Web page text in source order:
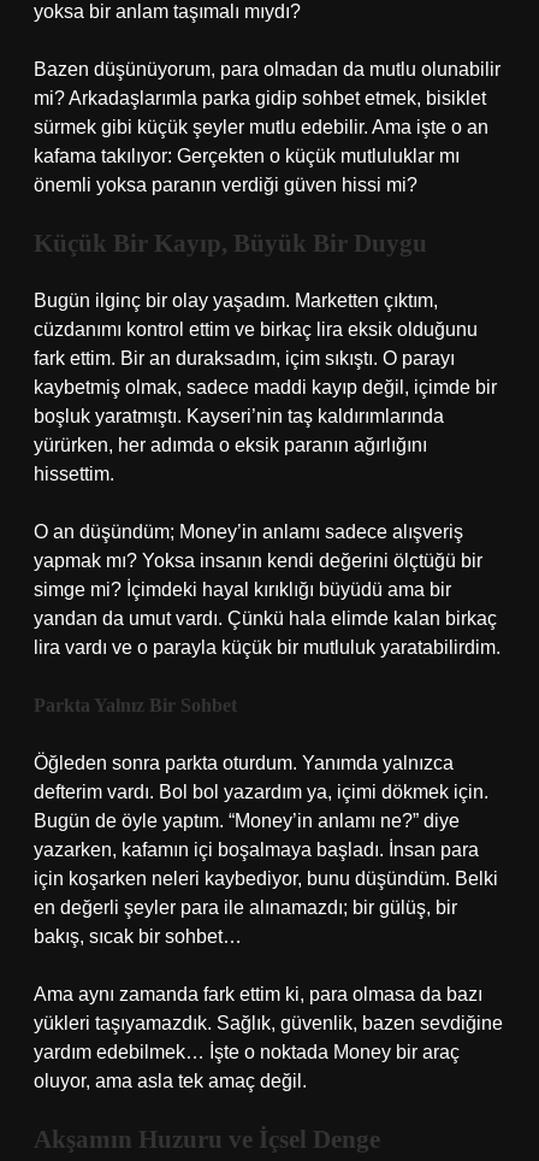
yoksa bir anlam taşımalı mıydı?
Bazen düşünüyorum, para olmadan da mutlu olunabilir
mi? Arkadaşlarımla parka gidip sohbet etmek, bisiklet
sürmek gibi küçük şeyler mutlu edebilir. Ama işte o an
kafama takılıyor: Gerçekten o küçük mutluluklar mı
önemli yoksa paranın verdiği güven hissi mi?
Küçük Bir Kayıp, Büyük Bir Duygu
Bugün ilginç bir olay yaşadım. Marketten çıktım,
cüzdanımı kontrol ettim ve birkaç lira eksik olduğunu
fark ettim. Bir an duraksadım, içim sıkıştı. O parayı
kaybetmiş olmak, sadece maddi kayıp değil, içimde bir
boşluk yaratmıştı. Kayseri’nin taş kaldırımlarında
yürürken, her adımda o eksik paranın ağırlığını
hissettim.
O an düşündüm; Money’in anlamı sadece alışveriş
yapmak mı? Yoksa insanın kendi değerini ölçtüğü bir
simge mi? İçimdeki hayal kırıklığı büyüdü ama bir
yandan da umut vardı. Çünkü hala elimde kalan birkaç
lira vardı ve o parayla küçük bir mutluluk yaratabilirdim.
Parkta Yalnız Bir Sohbet
Öğleden sonra parkta oturdum. Yanımda yalnızca
defterim vardı. Bol bol yazardım ya, içimi dökmek için.
Bugün de öyle yaptım. “Money’in anlamı ne?” diye
yazarken, kafamın içi boşalmaya başladı. İnsan para
için koşarken neleri kaybediyor, bunu düşündüm. Belki
en değerli şeyler para ile alınamazdı; bir gülüş, bir
bakış, sıcak bir sohbet…
Ama aynı zamanda fark ettim ki, para olmasa da bazı
yükleri taşıyamazdık. Sağlık, güvenlik, bazen sevdiğine
yardım edebilmek… İşte o noktada Money bir araç
oluyor, ama asla tek amaç değil.
Akşamın Huzuru ve İçsel Denge